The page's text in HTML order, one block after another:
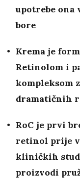
upotrebe
bore
Krema je
Retinolom i
kompleksom
dramatičnih
RoC je prvi
retinol prije
kliničkih
proizvodi